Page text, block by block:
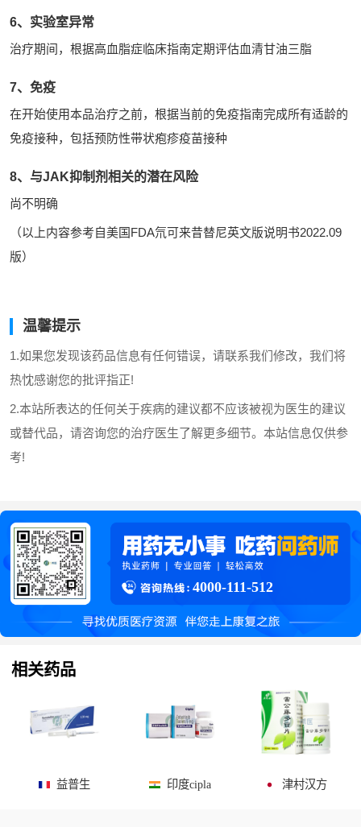
6、实验室异常
治疗期间，根据高血脂症临床指南定期评估血清甘油三脂
7、免疫
在开始使用本品治疗之前，根据当前的免疫指南完成所有适龄的
免疫接种，包括预防性带状疱疹疫苗接种
8、与JAK抑制剂相关的潜在风险
尚不明确
（以上内容参考自美国FDA氘可来昔替尼英文版说明书2022.09
版）
温馨提示
1.如果您发现该药品信息有任何错误，请联系我们修改，我们将
热忱感谢您的批评指正!
2.本站所表达的任何关于疾病的建议都不应该被视为医生的建议
或替代品，请咨询您的治疗医生了解更多细节。本站信息仅供参
考!
4000-111-512
相关药品
益普生 印度cipla 津村汉方